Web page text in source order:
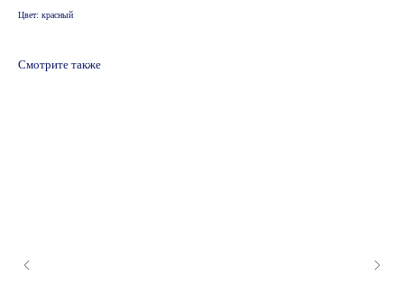
Цвет: красный
Смотрите также
центр Ф1"